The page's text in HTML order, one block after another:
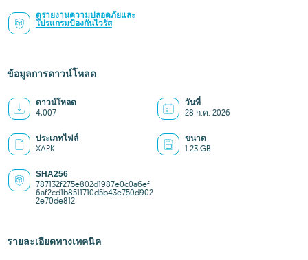
ดูรายงานความปลอดภัยและ
โปรแกรมป้องกันไวรัส
ข้อมูลการดาวน์โหลด
ดาวน์โหลด
4,007
วันที่
28 ก.ค. 2026
ประเภทไฟล์
XAPK
ขนาด
1.23 GB
SHA256
787132f275e802d1987e0c0a6ef
6af2cd1b8511710d5b43e750d902
2e70de812
รายละเอียดทางเทคนิค